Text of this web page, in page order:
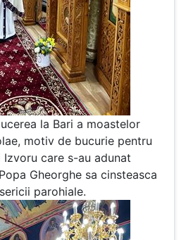
la Bari a moastelor
motiv de bucurie pentru
care s-au adunat
Gheorghe sa cinsteasca
parohiale.